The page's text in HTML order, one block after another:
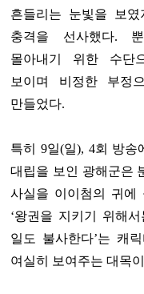
흔들리는 눈빛을 보
충격을 선사했다.
몰아내기 위한 수단
보이며 비정한 부정
만들었다.
특히 9일(일), 4회 방
대립을 보인 광해군은
사실을 이이첨의 귀에
‘왕권을 지키기 위해
일도 불사한다’는 캐
여실히 보여주는 대목